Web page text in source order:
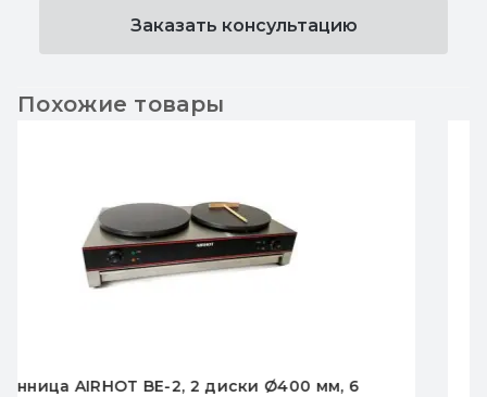
Заказать консультацию
Похожие товары
Блинница Hurakan HKN-CSE400P одинарная